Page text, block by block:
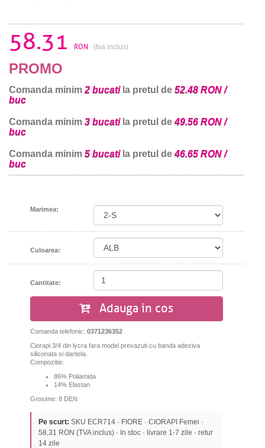
58.31 RON (tva inclus)
PROMO
Comanda minim 2 bucatila pretul de 52.48 RON /
buc
Comanda minim 3 bucatila pretul de49.56 RON /
buc
Comanda minim 5 bucatila pretul de46.65 RON /
buc
Marimea:
Culoarea:
Cantitate:
Adauga in cos
Comanda telefonic: 0371236352
Ciorapi 3/4 din lycra fara model prevazuti cu banda adeziva
siliconata si dantela.
Compozitie:
86% Poliamida
14% Elastan
Grosime: 8 DEN
Pe scurt: SKU ECR714 · FIORE · CIORAPI Femei ·
58,31 RON (TVA inclus) · In stoc · livrare 1-7 zile · retur
14 zile